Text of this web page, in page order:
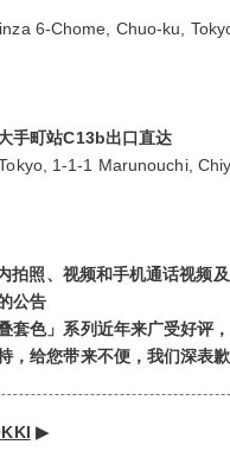
6-Chome, Chuo-ku,
手町站C13b出口直达
1-1-1 Marunouchi,
照、视频和手机通话视频及
公告
色」系列近年来广受好评
，给您带来不便，我们深表歉
▶︎